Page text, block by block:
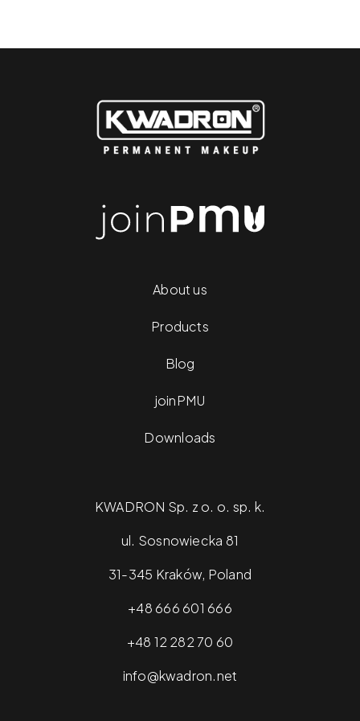
About us
Products
Blog
joinPMU
Downloads
KWADRON Sp. z o. o. sp. k.
ul. Sosnowiecka 81
31-345 Kraków, Poland
+48 666 601 666
+48 12 282 70 60
info@kwadron.net